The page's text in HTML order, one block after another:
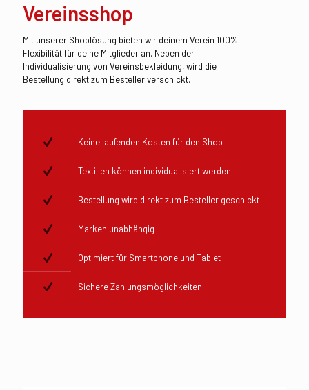
Vereinsshop
Mit unserer Shoplösung bieten wir deinem Verein 100%
Flexibilität für deine Mitglieder an. Neben der
Individualisierung von Vereinsbekleidung, wird die
Bestellung direkt zum Besteller verschickt.
Keine laufenden Kosten für den Shop
Textilien können individualisiert werden
Bestellung wird direkt zum Besteller geschickt
Marken unabhängig
Optimiert für Smartphone und Tablet
Sichere Zahlungsmöglichkeiten